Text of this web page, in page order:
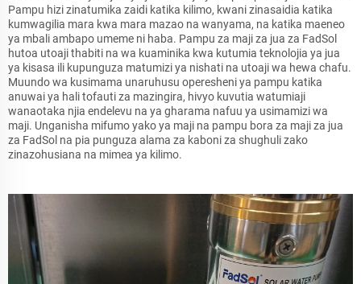
Pampu hizi zinatumika zaidi katika kilimo, kwani zinasaidia katika
kumwagilia mara kwa mara mazao na wanyama, na katika maeneo
ya mbali ambapo umeme ni haba. Pampu za maji za jua za FadSol
hutoa utoaji thabiti na wa kuaminika kwa kutumia teknolojia ya jua
ya kisasa ili kupunguza matumizi ya nishati na utoaji wa hewa chafu.
Muundo wa kusimama unaruhusu operesheni ya pampu katika
anuwai ya hali tofauti za mazingira, hivyo kuvutia watumiaji
wanaotaka njia endelevu na ya gharama nafuu ya usimamizi wa
maji. Unganisha mifumo yako ya maji na pampu bora za maji za jua
za FadSol na pia punguza alama za kaboni za shughuli zako
zinazohusiana na mimea ya kilimo.